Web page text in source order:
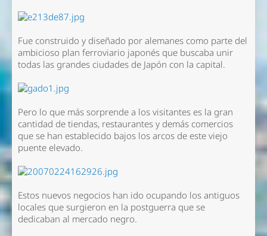
Fue construido y diseñado por alemanes como parte del
ambicioso plan ferroviario japonés que buscaba unir
todas las grandes ciudades de Japón con la capital.
Pero lo que más sorprende a los visitantes es la gran
cantidad de tiendas, restaurantes y demás comercios
que se han establecido bajos los arcos de este viejo
puente elevado.
Estos nuevos negocios han ido ocupando los antiguos
locales que surgieron en la postguerra que se
dedicaban al mercado negro.